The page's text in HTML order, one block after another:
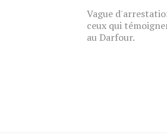
Vague
ceux qui
au Darfour.